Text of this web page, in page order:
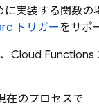
実装する関数の
トリガーをサポ
Cloud Functions
在のプロセスで